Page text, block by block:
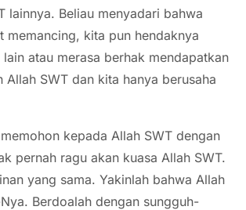
lainnya. Beliau menyadari bahwa
memancing, kita pun hendaknya
atau merasa berhak mendapatkan
SWT dan kita hanya berusaha
kepada Allah SWT dengan
pernah ragu akan kuasa Allah SWT.
yang sama. Yakinlah bahwa Allah
Berdoalah dengan sungguh-